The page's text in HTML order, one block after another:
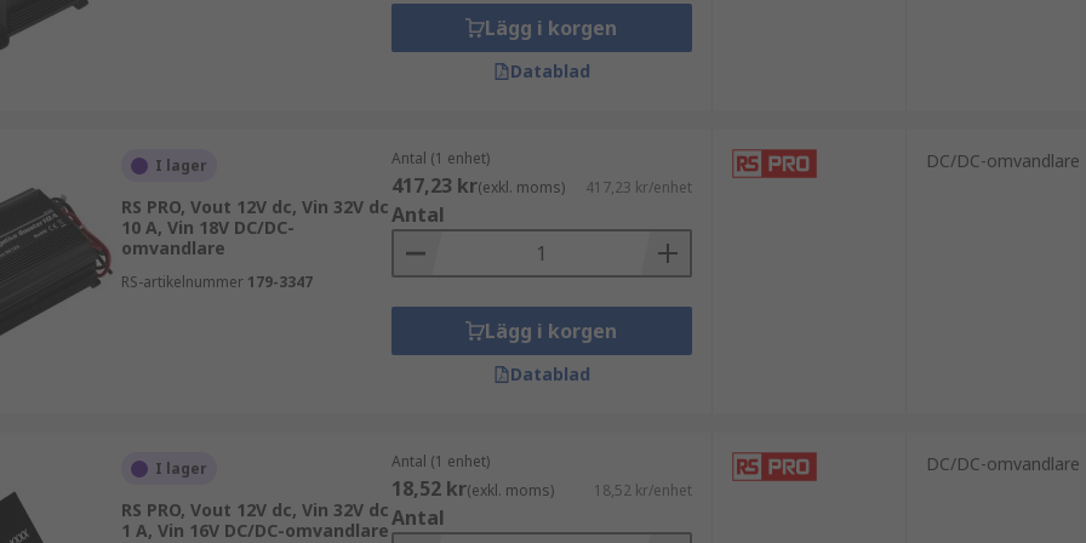
och paket för att passa varje eventualitet. Några av de mest populära är:
applikationer, så de måste vara lätta att montera eller installera. Våra produkter kommer med en
Lägg i korgen
Datablad
I lager
RS PRO, Vout 12V dc, Vin 32V dc
10 A, Vin 18V DC/DC-
omvandlare
RS-artikelnummer 179-3347
Antal (1 enhet)
417,23 kr(exkl. moms) 417,23 kr/enhet
Antal
Lägg i korgen
Datablad
DC/DC-omvandlare
I lager
RS PRO, Vout 12V dc, Vin 32V dc
1 A, Vin 16V DC/DC-omvandlare
Antal (1 enhet)
18,52 kr(exkl. moms) 18,52 kr/enhet
Antal
DC/DC-omvandlare